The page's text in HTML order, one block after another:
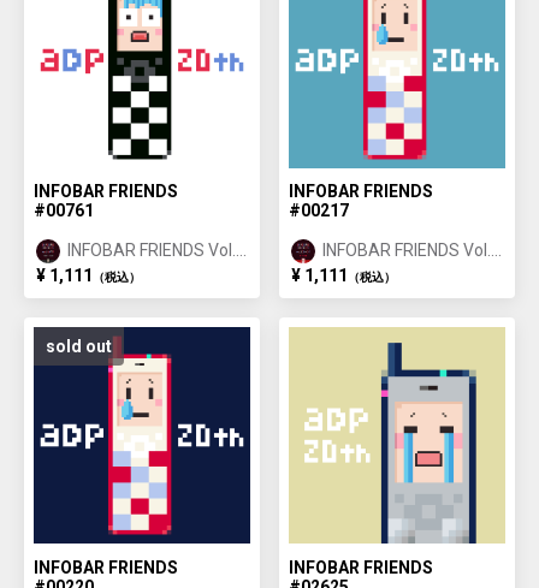
INFOBAR FRIENDS
#00761
INFOBAR FRIENDS Vol.1
ICHIMATSU ①
¥ 1,111 （税込）
INFOBAR FRIENDS
#00217
INFOBAR FRIENDS Vol.1
NISHIKIGOI ①
¥ 1,111 （税込）
sold out
INFOBAR FRIENDS
INFOBAR FRIENDS